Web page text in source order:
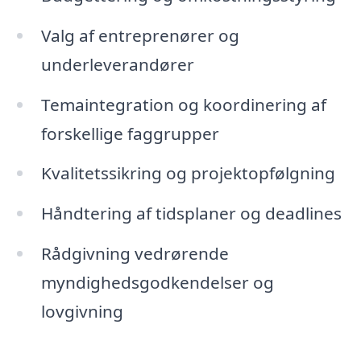
Valg af entreprenører og
underleverandører
Temaintegration og koordinering af
forskellige faggrupper
Kvalitetssikring og projektopfølgning
Håndtering af tidsplaner og deadlines
Rådgivning vedrørende
myndighedsgodkendelser og
lovgivning